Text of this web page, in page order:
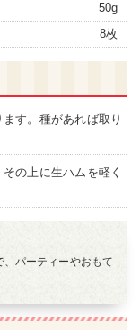
50g
8枚
す。種があれば取り
の上に生ハムを軽く
パーティーやおもて